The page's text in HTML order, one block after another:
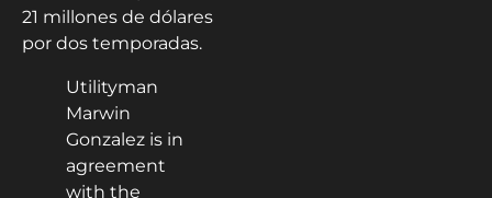
21 millones de dólares
por dos temporadas.
Utilityman
Marwin
Gonzalez is in
agreement
with the